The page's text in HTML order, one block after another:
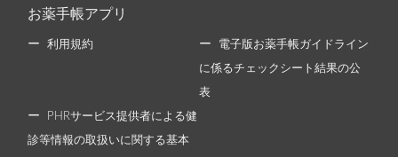
お薬手帳アプリ
利用規約 電子版お薬手帳ガイドライン
に係るチェックシート結果の公
表
PHRサービス提供者による健
診等情報の取扱いに関する基本